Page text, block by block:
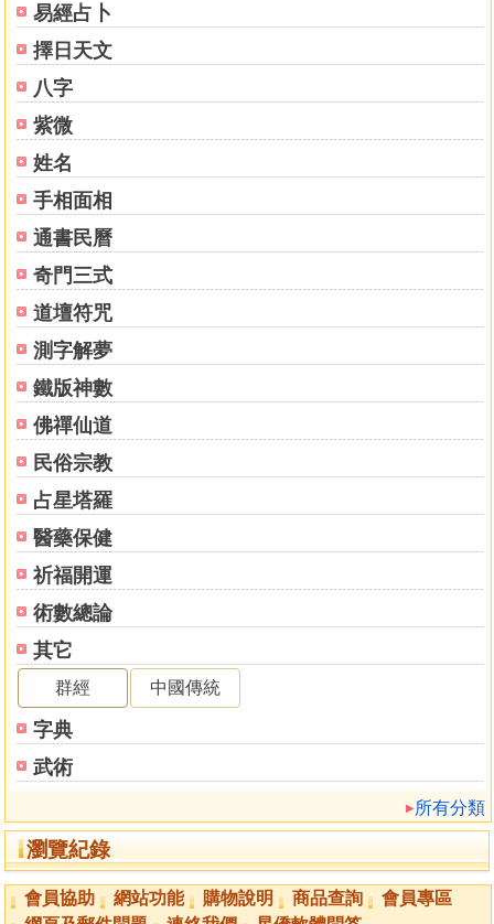
易經占卜
擇日天文
八字
紫微
姓名
手相面相
通書民曆
奇門三式
道壇符咒
測字解夢
鐵版神數
佛禪仙道
民俗宗教
占星塔羅
醫藥保健
祈福開運
術數總論
其它
群經 中國傳統
字典
武術
所有分類
瀏覽紀錄
推太沖天馬星落處
陰遁推八門九宮起例歌訣
推九星八門掌訣歌
推八門歌
推九星歌
推九星吉凶所屬金木水火土總訣
陰遁九星歌
推十二神吉凶訣
陰遁甲子至癸亥六十日取用吉門圖
會員協助 網站功能 購物說明 商品查詢
會員專區